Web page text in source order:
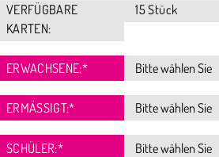
VERFÜGBARE
KARTEN:
15 Stück
ERWACHSENE:*
ERMÄSSIGT:*
SCHÜLER:*